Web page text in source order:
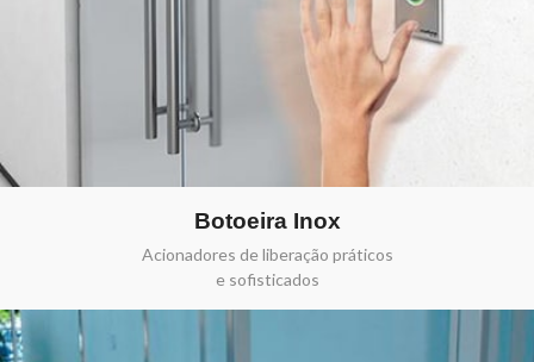
Botoeira Inox
Acionadores de liberação práticos
e sofisticados